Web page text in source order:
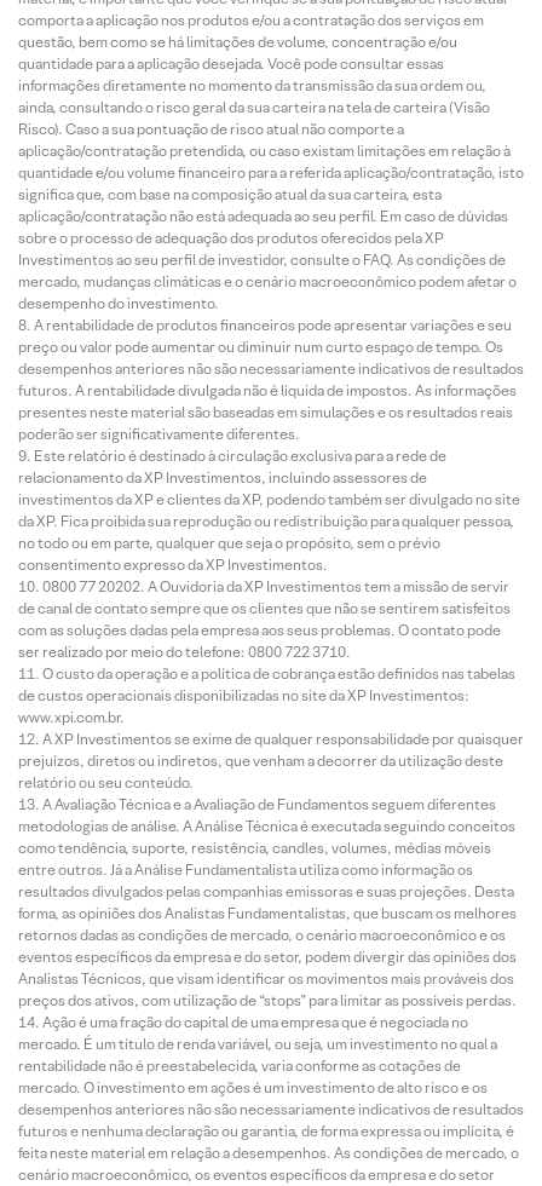
comporta a aplicação nos produtos e/ou a contratação dos serviços em
questão, bem como se há limitações de volume, concentração e/ou
quantidade para a aplicação desejada. Você pode consultar essas
informações diretamente no momento da transmissão da sua ordem ou,
ainda, consultando o risco geral da sua carteira na tela de carteira (Visão
Risco). Caso a sua pontuação de risco atual não comporte a
aplicação/contratação pretendida, ou caso existam limitações em relação à
quantidade e/ou volume financeiro para a referida aplicação/contratação, isto
significa que, com base na composição atual da sua carteira, esta
aplicação/contratação não está adequada ao seu perfil. Em caso de dúvidas
sobre o processo de adequação dos produtos oferecidos pela XP
Investimentos ao seu perfil de investidor, consulte o FAQ. As condições de
mercado, mudanças climáticas e o cenário macroeconômico podem afetar o
desempenho do investimento.
A rentabilidade de produtos financeiros pode apresentar variações e seu
preço ou valor pode aumentar ou diminuir num curto espaço de tempo. Os
desempenhos anteriores não são necessariamente indicativos de resultados
futuros. A rentabilidade divulgada não é líquida de impostos. As informações
presentes neste material são baseadas em simulações e os resultados reais
poderão ser significativamente diferentes.
Este relatório é destinado à circulação exclusiva para a rede de
relacionamento da XP Investimentos, incluindo assessores de
investimentos da XP e clientes da XP, podendo também ser divulgado no site
da XP. Fica proibida sua reprodução ou redistribuição para qualquer pessoa,
no todo ou em parte, qualquer que seja o propósito, sem o prévio
consentimento expresso da XP Investimentos.
0800 77 20202. A Ouvidoria da XP Investimentos tem a missão de servir
de canal de contato sempre que os clientes que não se sentirem satisfeitos
com as soluções dadas pela empresa aos seus problemas. O contato pode
ser realizado por meio do telefone: 0800 722 3710.
O custo da operação e a política de cobrança estão definidos nas tabelas
de custos operacionais disponibilizadas no site da XP Investimentos:
www.xpi.com.br.
A XP Investimentos se exime de qualquer responsabilidade por quaisquer
prejuízos, diretos ou indiretos, que venham a decorrer da utilização deste
relatório ou seu conteúdo.
A Avaliação Técnica e a Avaliação de Fundamentos seguem diferentes
metodologias de análise. A Análise Técnica é executada seguindo conceitos
como tendência, suporte, resistência, candles, volumes, médias móveis
entre outros. Já a Análise Fundamentalista utiliza como informação os
resultados divulgados pelas companhias emissoras e suas projeções. Desta
forma, as opiniões dos Analistas Fundamentalistas, que buscam os melhores
retornos dadas as condições de mercado, o cenário macroeconômico e os
eventos específicos da empresa e do setor, podem divergir das opiniões dos
Analistas Técnicos, que visam identificar os movimentos mais prováveis dos
preços dos ativos, com utilização de “stops” para limitar as possíveis perdas.
Ação é uma fração do capital de uma empresa que é negociada no
mercado. É um título de renda variável, ou seja, um investimento no qual a
rentabilidade não é preestabelecida, varia conforme as cotações de
mercado. O investimento em ações é um investimento de alto risco e os
desempenhos anteriores não são necessariamente indicativos de resultados
futuros e nenhuma declaração ou garantia, de forma expressa ou implícita, é
feita neste material em relação a desempenhos. As condições de mercado, o
cenário macroeconômico, os eventos específicos da empresa e do setor